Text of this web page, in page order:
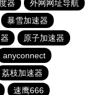
器
外网网址导航
暴雪加速器
原子加速器
anyconnect
荔枝加速器
速鹰666